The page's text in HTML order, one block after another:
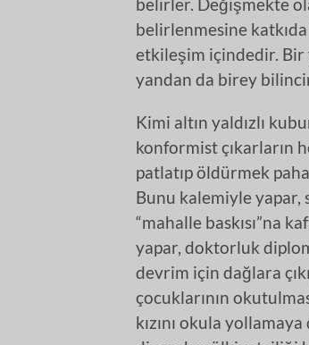
belirlenmesine
etkileşim içindedir.
yandan da birey
Kimi altın yaldızlı
konformist çıkarların
patlatıp öldürmek
Bunu kalemiyle yapar,
“mahalle baskısı”na
yapar, doktorluk
devrim için dağlara
çocuklarının
kızını okula